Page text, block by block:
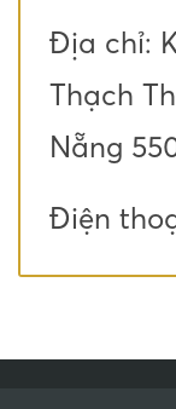
Địa chỉ:
Thạch
Nẵng
Điện